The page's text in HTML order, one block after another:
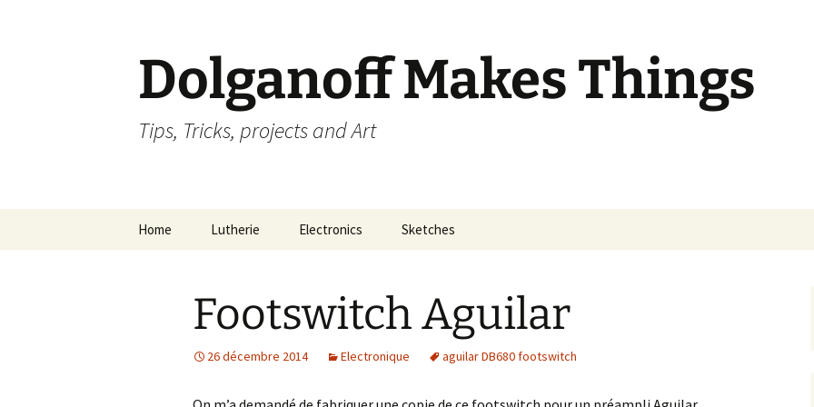
Dolganoff Makes Things
Tips, Tricks, projects and Art
Home Lutherie Electronics Sketches
Footswitch Aguilar
26 décembre 2014 Electronique aguilar DB680 footswitch